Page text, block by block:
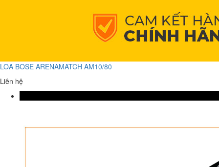
LOA BOSE ARENAMATCH AM10/80
Liên hệ